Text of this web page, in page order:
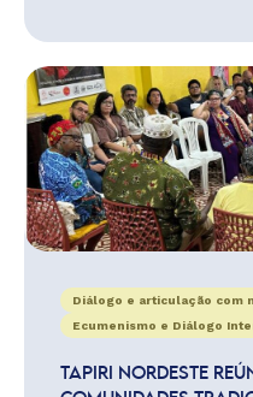
Diálogo e articulação com
Ecumenismo e Diálogo
TAPIRI NORDESTE